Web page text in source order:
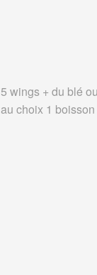
5 wings + du blé
au choix 1